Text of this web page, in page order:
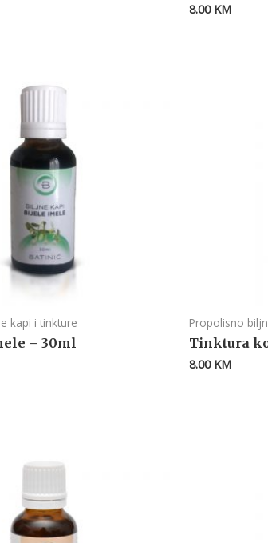
8.00 KM
kapi i tinkture
– 30ml
Propolisno
Tinktura
8.00 KM